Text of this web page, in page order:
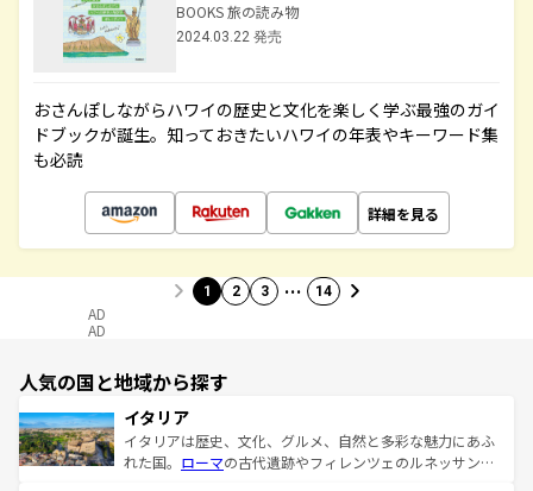
BOOKS 旅の読み物
2024.03.22 発売
おさんぽしながらハワイの歴史と文化を楽しく学ぶ最強のガイ
ドブックが誕生。知っておきたいハワイの年表やキーワード集
も必読
詳細を見る
1 2 3 … 14
AD
AD
人気の国と地域から探す
イタリア
イタリアは歴史、文化、グルメ、自然と多彩な魅力にあふ
れた国。 ローマの古代遺跡やフィレンツェのルネッサンス